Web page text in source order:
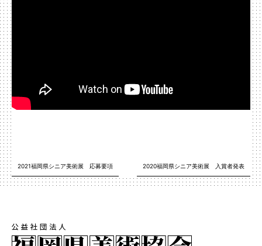
2021福岡県シニア美術展 応募要項 2020福岡県シニア美術展 入賞者発表